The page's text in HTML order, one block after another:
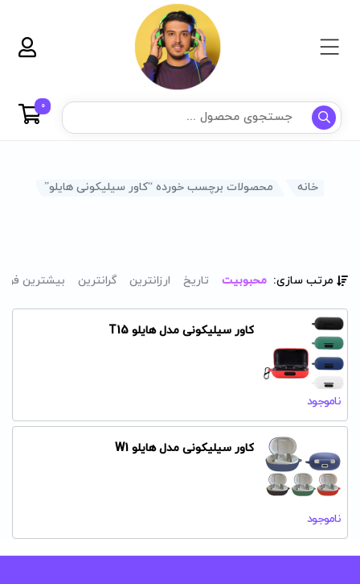
0
خانه محصولات برچسب خورده “کاور سیلیکونی هایلو”
مرتب سازی: محبوبیت تاریخ ارزانترین گرانترین بیشترین
کاور سیلیکونی مدل هایلو T15
ناموجود
کاور سیلیکونی مدل هایلو W1
ناموجود